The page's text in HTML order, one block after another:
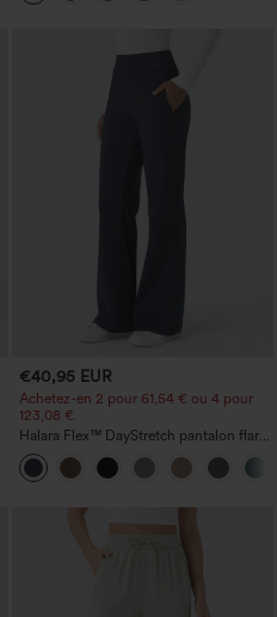
€40,95 EUR
Achetez-en 2 pour 61,54 € ou 4 pour
123,08 €.
Halara Flex™ DayStretch pantalon flare
de travail, taille mi-haute, poche latérale
zippée